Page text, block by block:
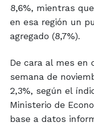
8,6%, mientras
en esa región un
agregado (8,7%).
De cara al mes en
semana de
2,3%, según el
Ministerio de
base a datos